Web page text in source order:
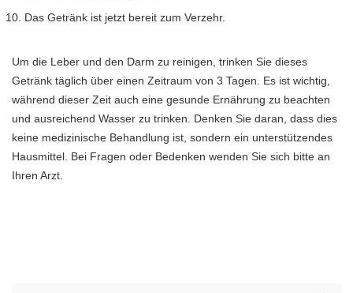
Das Getränk ist jetzt bereit zum Verzehr.
Um die Leber und den Darm zu reinigen, trinken Sie dieses
Getränk täglich über einen Zeitraum von 3 Tagen. Es ist wichtig,
während dieser Zeit auch eine gesunde Ernährung zu beachten
und ausreichend Wasser zu trinken. Denken Sie daran, dass dies
keine medizinische Behandlung ist, sondern ein unterstützendes
Hausmittel. Bei Fragen oder Bedenken wenden Sie sich bitte an
Ihren Arzt.